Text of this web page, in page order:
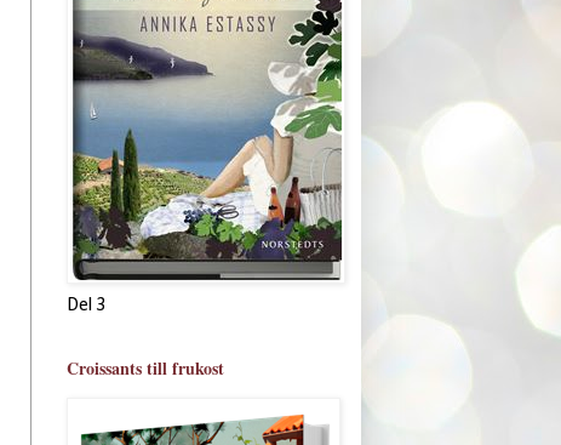
Del 3
Croissants till frukost